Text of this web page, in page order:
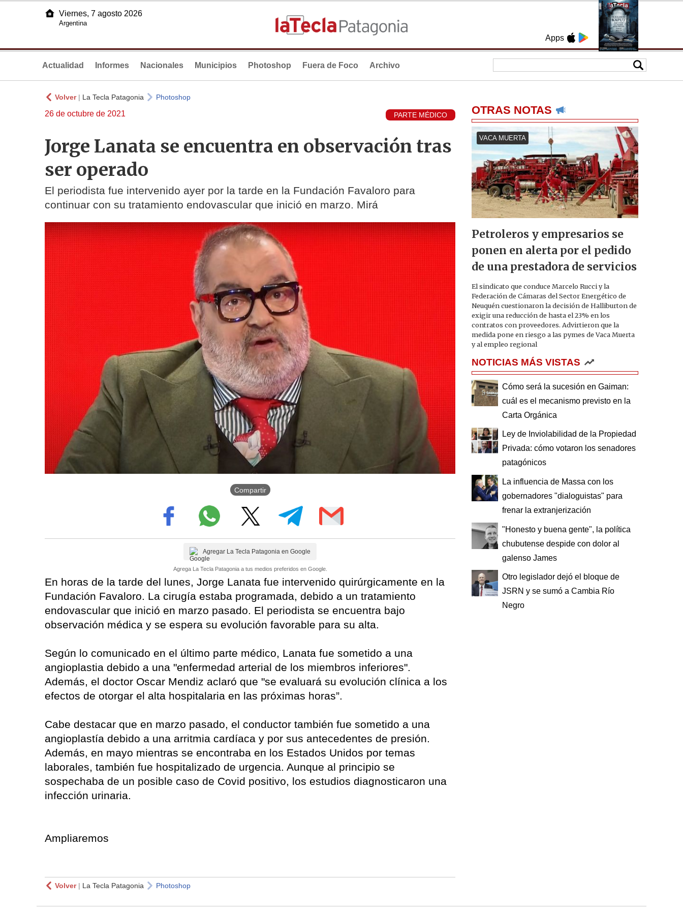
Apps
Viernes, 7 agosto 2026
Argentina
Actualidad Informes Nacionales Municipios Photoshop Fuera de Foco Archivo
Volver| La Tecla Patagonia Photoshop
26 de octubre de 2021 PARTE MÉDICO
Jorge Lanata se encuentra en observación tras
ser operado
El periodista fue intervenido ayer por la tarde en la Fundación Favaloro para
continuar con su tratamiento endovascular que inició en marzo. Mirá
Compartir
Agregar La Tecla Patagonia en Google
Agrega La Tecla Patagonia a tus medios preferidos en Google.
En horas de la tarde del lunes, Jorge Lanata fue intervenido quirúrgicamente en la
Fundación Favaloro. La cirugía estaba programada, debido a un tratamiento
endovascular que inició en marzo pasado. El periodista se encuentra bajo
observación médica y se espera su evolución favorable para su alta.
Según lo comunicado en el último parte médico, Lanata fue sometido a una
angioplastia debido a una "enfermedad arterial de los miembros inferiores".
Además, el doctor Oscar Mendiz aclaró que "se evaluará su evolución clínica a los
efectos de otorgar el alta hospitalaria en las próximas horas”.
Cabe destacar que en marzo pasado, el conductor también fue sometido a una
angioplastía debido a una arritmia cardíaca y por sus antecedentes de presión.
Además, en mayo mientras se encontraba en los Estados Unidos por temas
laborales, también fue hospitalizado de urgencia. Aunque al principio se
sospechaba de un posible caso de Covid positivo, los estudios diagnosticaron una
infección urinaria.
Ampliaremos
Volver| La Tecla Patagonia Photoshop
OTRAS NOTAS
VACA MUERTA
Petroleros y empresarios se
ponen en alerta por el pedido
de una prestadora de servicios
El sindicato que conduce Marcelo Rucci y la
Federación de Cámaras del Sector Energético de
Neuquén cuestionaron la decisión de Halliburton de
exigir una reducción de hasta el 23% en los
contratos con proveedores. Advirtieron que la
medida pone en riesgo a las pymes de Vaca Muerta
y al empleo regional
NOTICIAS MÁS VISTAS
Cómo será la sucesión en Gaiman:
cuál es el mecanismo previsto en la
Carta Orgánica
Ley de Inviolabilidad de la Propiedad
Privada: cómo votaron los senadores
patagónicos
La influencia de Massa con los
gobernadores "dialoguistas" para
frenar la extranjerización
"Honesto y buena gente", la política
chubutense despide con dolor al
galenso James
Otro legislador dejó el bloque de
JSRN y se sumó a Cambia Río
Negro